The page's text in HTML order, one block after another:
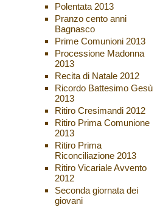
Polentata 2013
Pranzo cento anni
Bagnasco
Prime Comunioni 2013
Processione Madonna
2013
Recita di Natale 2012
Ricordo Battesimo Gesù
2013
Ritiro Cresimandi 2012
Ritiro Prima Comunione
2013
Ritiro Prima
Riconciliazione 2013
Ritiro Vicariale Avvento
2012
Seconda giornata dei
giovani